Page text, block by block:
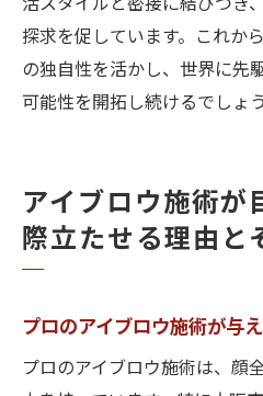
探求を促しています。これか
の独自性を活かし、世界に先
可能性を開拓し続けるでしょう
アイブロウ施術が
際立たせる理由と
プロのアイブロウ施術が与
プロのアイブロウ施術は、顔